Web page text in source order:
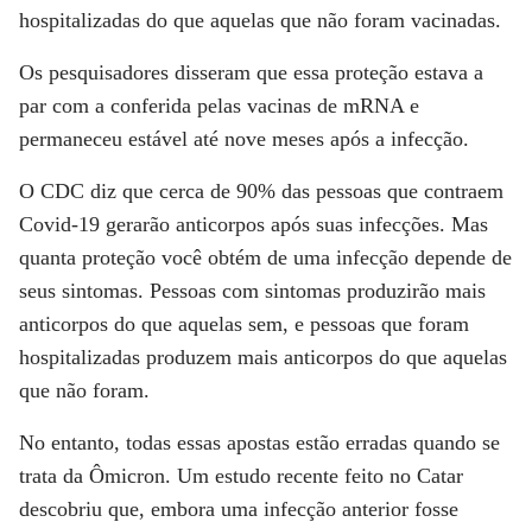
hospitalizadas do que aquelas que não foram vacinadas.
Os pesquisadores disseram que essa proteção estava a
par com a conferida pelas vacinas de mRNA e
permaneceu estável até nove meses após a infecção.
O CDC diz que cerca de 90% das pessoas que contraem
Covid-19 gerarão anticorpos após suas infecções. Mas
quanta proteção você obtém de uma infecção depende de
seus sintomas. Pessoas com sintomas produzirão mais
anticorpos do que aquelas sem, e pessoas que foram
hospitalizadas produzem mais anticorpos do que aquelas
que não foram.
No entanto, todas essas apostas estão erradas quando se
trata da Ômicron. Um estudo recente feito no Catar
descobriu que, embora uma infecção anterior fosse